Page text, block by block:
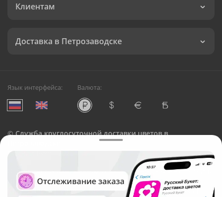
Клиентам
Доставка в Петрозаводске
Язык интерфейса: Валюта:
©Служба круглосуточной доставки цветов в
Русский Букет, 2026
Общество с ограниченной ответственностью «Технология»
ОГРН: 1195476081745, ИНН: 5410081997
Юридический адрес: г. Новосибирск, ул. Ипподромская,